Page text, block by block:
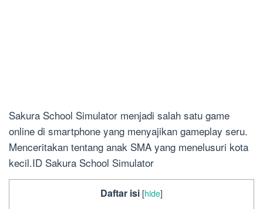
Sakura School Simulator menjadi salah satu game
online di smartphone yang menyajikan gameplay seru.
Menceritakan tentang anak SMA yang menelusuri kota
kecil.ID Sakura School Simulator
Daftar isi [hide]